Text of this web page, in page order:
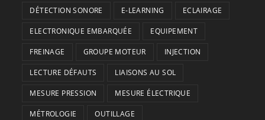
DÉTECTION SONORE E-LEARNING ECLAIRAGE
ELECTRONIQUE EMBARQUÉE EQUIPEMENT
FREINAGE GROUPE MOTEUR INJECTION
LECTURE DÉFAUTS LIAISONS AU SOL
MESURE PRESSION MESURE ÉLECTRIQUE
MÉTROLOGIE OUTILLAGE